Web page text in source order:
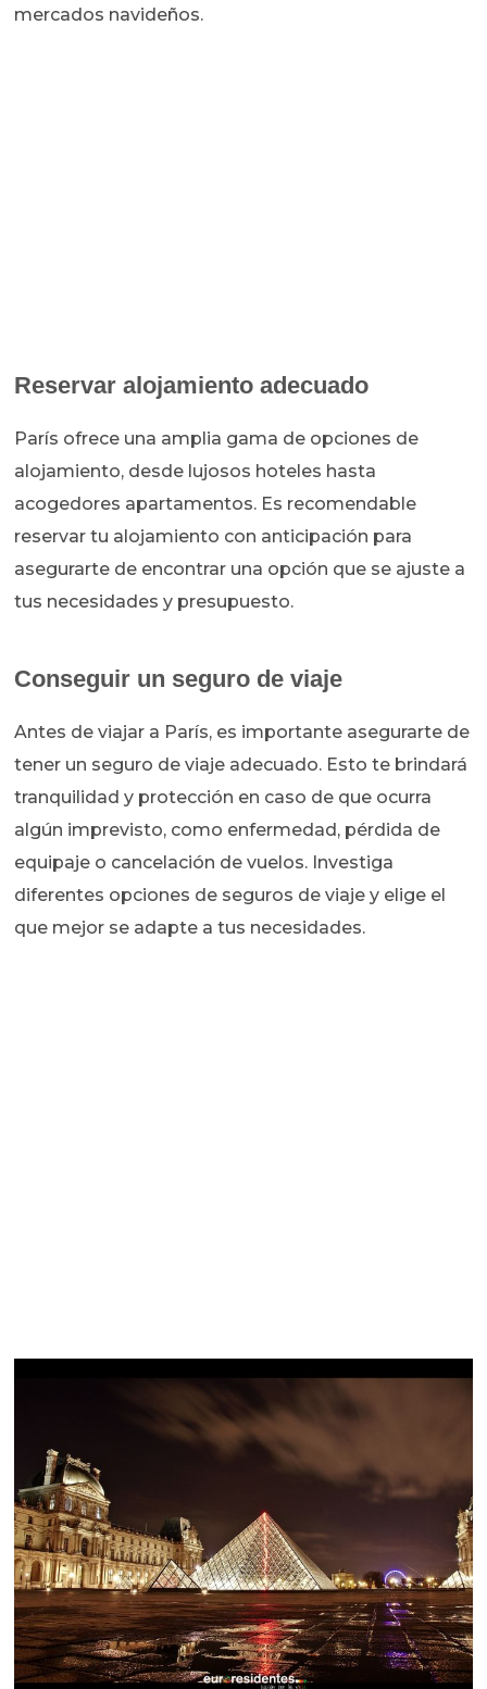
mercados navideños.
Reservar alojamiento adecuado
París ofrece una amplia gama de opciones de
alojamiento, desde lujosos hoteles hasta
acogedores apartamentos. Es recomendable
reservar tu alojamiento con anticipación para
asegurarte de encontrar una opción que se ajuste a
tus necesidades y presupuesto.
Conseguir un seguro de viaje
Antes de viajar a París, es importante asegurarte de
tener un seguro de viaje adecuado. Esto te brindará
tranquilidad y protección en caso de que ocurra
algún imprevisto, como enfermedad, pérdida de
equipaje o cancelación de vuelos. Investiga
diferentes opciones de seguros de viaje y elige el
que mejor se adapte a tus necesidades.